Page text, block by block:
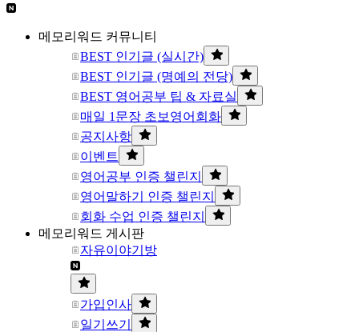
메모리워드 커뮤니티
BEST 인기글 (실시간)
BEST 인기글 (명예의 전당)
BEST 영어공부 팁 & 자료실
매일 1문장 초보영어회화
공지사항
이벤트
영어공부 인증 챌린지
영어말하기 인증 챌린지
회화 수업 인증 챌린지
메모리워드 게시판
자유이야기방
가입인사
일기쓰기